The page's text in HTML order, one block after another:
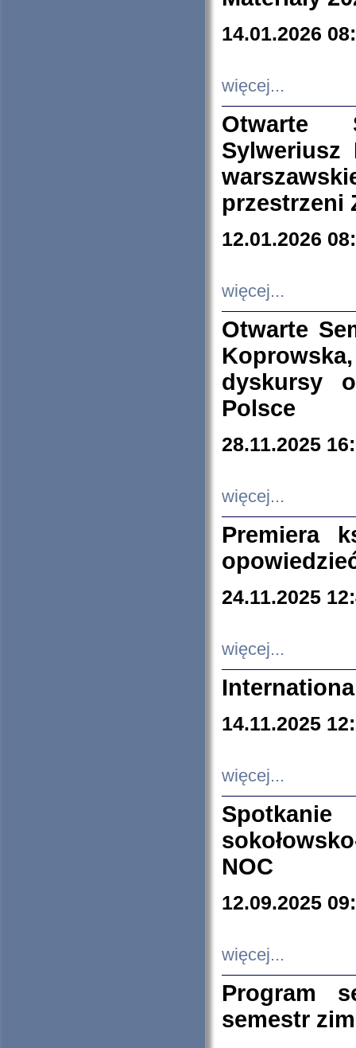
14.01.2026
więcej...
Otwarte
Sylweriusz
przestrzeni
12.01.2026
więcej...
Otwarte
dyskursy
Polsce
28.11.2025
więcej...
Premiera
24.11.2025
więcej...
14.11.2025
więcej...
NOC
12.09.2025
więcej...
Program
semestr